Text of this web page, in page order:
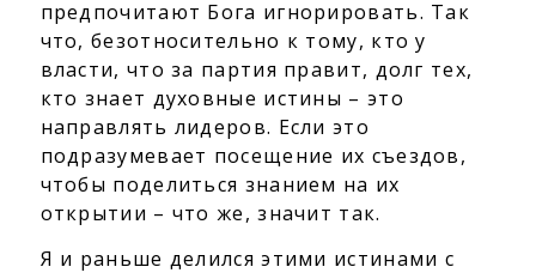
предпочитают Бога игнорировать. Так
что, безотносительно к тому, кто у
власти, что за партия правит, долг тех,
кто знает духовные истины – это
направлять лидеров. Если это
подразумевает посещение их съездов,
чтобы поделиться знанием на их
открытии – что же, значит так.
Я и раньше делился этими истинами с